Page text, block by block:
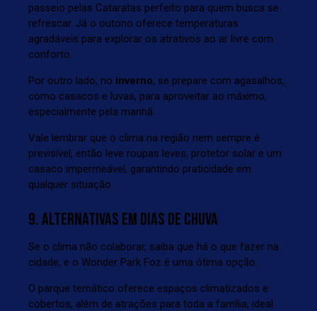
passeio pelas Cataratas perfeito para quem busca se
refrescar. Já o outono oferece temperaturas
agradáveis para explorar os atrativos ao ar livre com
conforto.
Por outro lado, no inverno, se prepare com agasalhos,
como casacos e luvas, para aproveitar ao máximo,
especialmente pela manhã.
Vale lembrar que o clima na região nem sempre é
previsível, então leve roupas leves, protetor solar e um
casaco impermeável, garantindo praticidade em
qualquer situação.
9. ALTERNATIVAS EM DIAS DE CHUVA
Se o clima não colaborar, saiba que há o que fazer na
cidade, e o Wonder Park Foz é uma ótima opção.
O parque temático oferece espaços climatizados e
cobertos, além de atrações para toda a família, ideal